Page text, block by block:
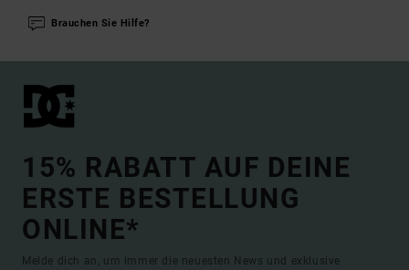
Brauchen Sie Hilfe?
15% RABATT AUF DEINE
ERSTE BESTELLUNG
ONLINE*
Melde dich an, um immer die neuesten News und exklusive